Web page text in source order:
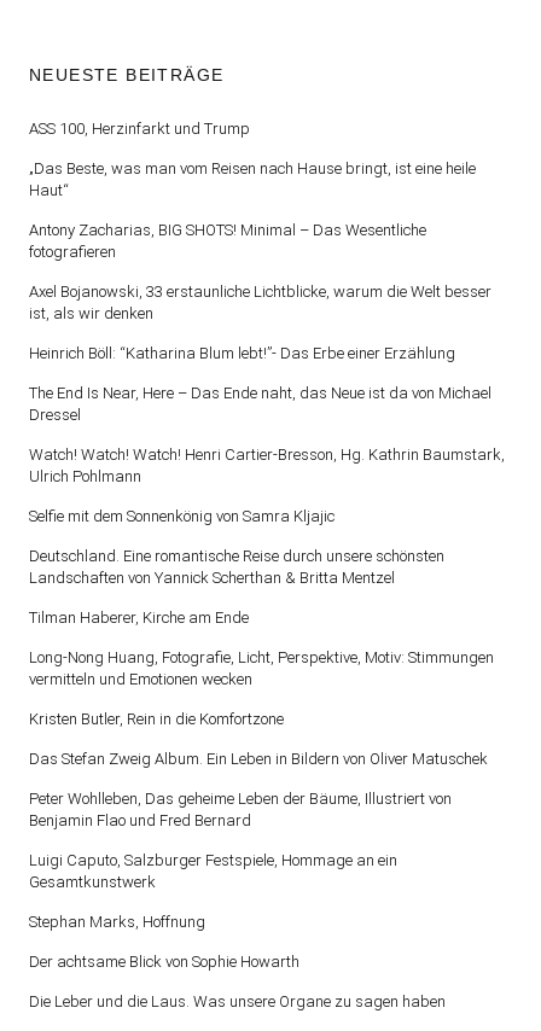
NEUESTE BEITRÄGE
ASS 100, Herzinfarkt und Trump
„Das Beste, was man vom Reisen nach Hause bringt, ist eine heile
Haut“
Antony Zacharias, BIG SHOTS! Minimal – Das Wesentliche
fotografieren
Axel Bojanowski, 33 erstaunliche Lichtblicke, warum die Welt besser
ist, als wir denken
Heinrich Böll: “Katharina Blum lebt!”- Das Erbe einer Erzählung
The End Is Near, Here – Das Ende naht, das Neue ist da von Michael
Dressel
Watch! Watch! Watch! Henri Cartier-Bresson, Hg. Kathrin Baumstark,
Ulrich Pohlmann
Selfie mit dem Sonnenkönig von Samra Kljajic
Deutschland. Eine romantische Reise durch unsere schönsten
Landschaften von Yannick Scherthan & Britta Mentzel
Tilman Haberer, Kirche am Ende
Long-Nong Huang, Fotografie, Licht, Perspektive, Motiv: Stimmungen
vermitteln und Emotionen wecken
Kristen Butler, Rein in die Komfortzone
Das Stefan Zweig Album. Ein Leben in Bildern von Oliver Matuschek
Peter Wohlleben, Das geheime Leben der Bäume, Illustriert von
Benjamin Flao und Fred Bernard
Luigi Caputo, Salzburger Festspiele, Hommage an ein
Gesamtkunstwerk
Stephan Marks, Hoffnung
Der achtsame Blick von Sophie Howarth
Die Leber und die Laus. Was unsere Organe zu sagen haben